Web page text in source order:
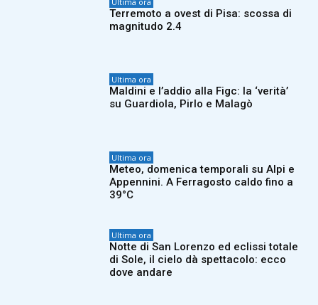
Terremoto a ovest di Pisa: scossa di
magnitudo 2.4
Ultima ora
Maldini e l’addio alla Figc: la ‘verità’
su Guardiola, Pirlo e Malagò
Ultima ora
Meteo, domenica temporali su Alpi e
Appennini. A Ferragosto caldo fino a
39°C
Ultima ora
Notte di San Lorenzo ed eclissi totale
di Sole, il cielo dà spettacolo: ecco
dove andare